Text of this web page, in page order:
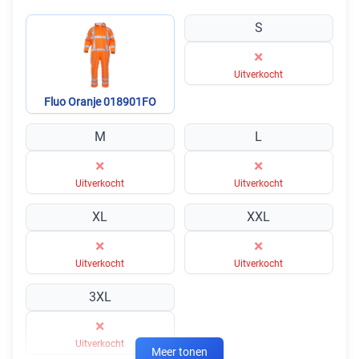
Fluo Oranje 018901FO
S
×
Uitverkocht
M
×
Uitverkocht
L
×
Uitverkocht
XL
×
Uitverkocht
XXL
×
Uitverkocht
3XL
×
Uitverkocht
Meer tonen